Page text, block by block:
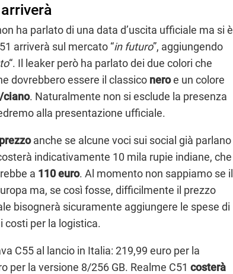
ha parlato di una data d’uscita ufficiale ma si è
arriverà sul mercato “in futuro”, aggiungendo
“. Il leaker però ha parlato dei due colori che
dovrebbero essere il classico neroe un colore
ciano. Naturalmente non si esclude la presenza
alla presentazione ufficiale.
prezzoanche se alcune voci sui social già parlano
indicativamente 10 mila rupie indiane, che
a 110 euro. Al momento non sappiamo se il
ma, se così fosse, difficilmente il prezzo
bisognerà sicuramente aggiungere le spese di
costi per la logistica.
C55 al lancio in Italia: 219,99 euro per la
per la versione 8/256 GB. Realme C51 costerà